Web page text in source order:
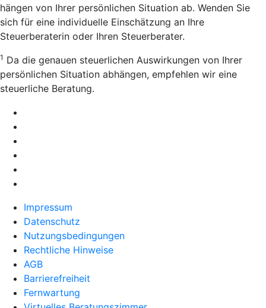
hängen von Ihrer persönlichen Situation ab. Wenden Sie
sich für eine individuelle Einschätzung an Ihre
Steuerberaterin oder Ihren Steuerberater.
1 Da die genauen steuerlichen Auswirkungen von Ihrer
persönlichen Situation abhängen, empfehlen wir eine
steuerliche Beratung.
Impressum
Datenschutz
Nutzungsbedingungen
Rechtliche Hinweise
AGB
Barrierefreiheit
Fernwartung